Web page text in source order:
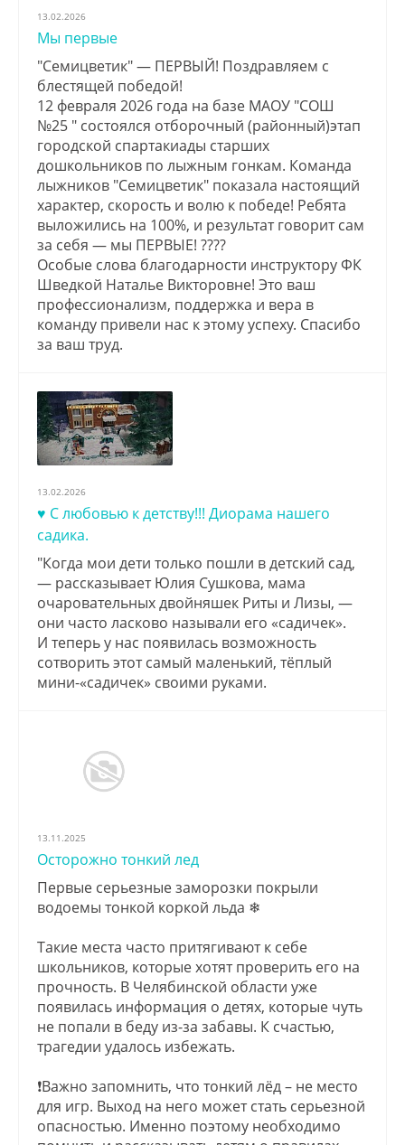
13.02.2026
Мы первые
"Семицветик" — ПЕРВЫЙ! Поздравляем с
блестящей победой!
12 февраля 2026 года на базе МАОУ "СОШ
№25 " состоялся отборочный (районный)этап
городской спартакиады старших
дошкольников по лыжным гонкам. Команда
лыжников "Семицветик" показала настоящий
характер, скорость и волю к победе! Ребята
выложились на 100%, и результат говорит сам
за себя — мы ПЕРВЫЕ! ????
Особые слова благодарности инструктору ФК
Шведкой Наталье Викторовне! Это ваш
профессионализм, поддержка и вера в
команду привели нас к этому успеху. Спасибо
за ваш труд.
13.02.2026
♥️ С любовью к детству!!! Диорама нашего
садика.
"Когда мои дети только пошли в детский сад,
— рассказывает Юлия Сушкова, мама
очаровательных двойняшек Риты и Лизы, —
они часто ласково называли его «садичек».
И теперь у нас появилась возможность
сотворить этот самый маленький, тёплый
мини-«садичек» своими руками.
13.11.2025
Осторожно тонкий лед
Первые серьезные заморозки покрыли
водоемы тонкой коркой льда ❄
Такие места часто притягивают к себе
школьников, которые хотят проверить его на
прочность. В Челябинской области уже
появилась информация о детях, которые чуть
не попали в беду из-за забавы. К счастью,
трагедии удалось избежать.
❗Важно запомнить, что тонкий лёд – не место
для игр. Выход на него может стать серьезной
опасностью. Именно поэтому необходимо